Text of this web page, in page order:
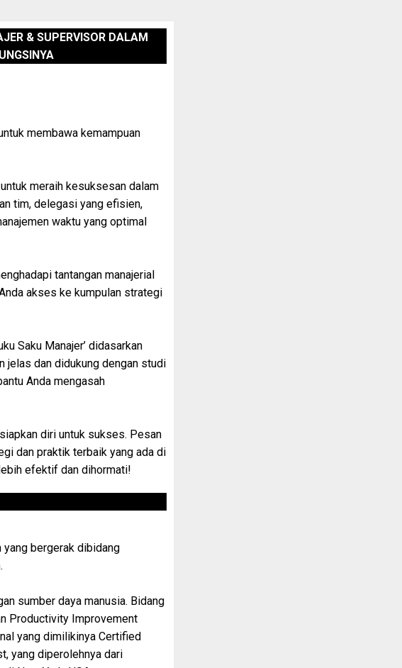
& SUPERVISOR DALAM
membawa kemampuan
untuk meraih kesuksesan dalam
tim, delegasi yang efisien,
waktu yang optimal
tantangan manajerial
akses ke kumpulan strategi
Saku Manajer’ didasarkan
jelas dan didukung dengan studi
Anda mengasah
diri untuk sukses. Pesan
dan praktik terbaik yang ada di
efektif dan dihormati!
yang bergerak dibidang
sumber daya manusia. Bidang
Productivity Improvement
yang dimilikinya Certified
yang diperolehnya dari